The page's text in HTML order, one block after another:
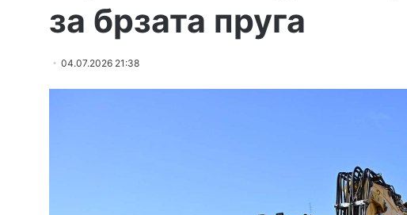
за брзата пруга
04.07.2026 21:38